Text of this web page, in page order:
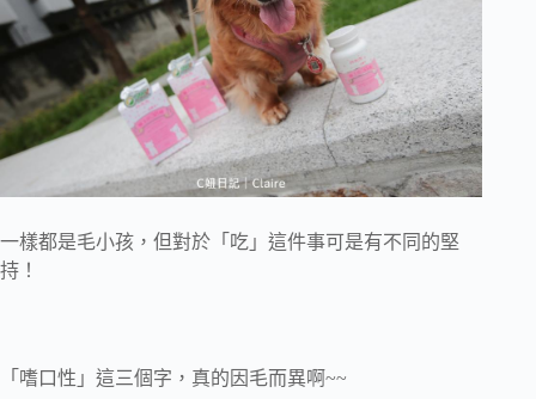
一樣都是毛小孩，但對於「吃」這件事可是有不同的堅
持！
「嗜口性」這三個字，真的因毛而異啊~~